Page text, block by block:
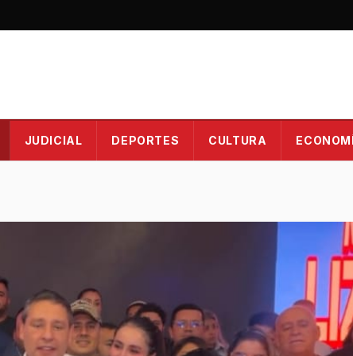
JUDICIAL DEPORTES CULTURA